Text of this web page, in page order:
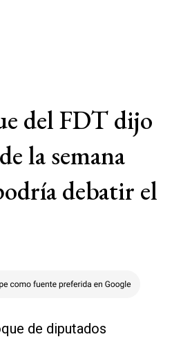
del FDT dijo
la semana
debatir el
de diputados